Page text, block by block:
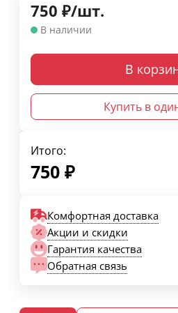
750 ₽/шт.
В наличии
В
Купить в
Итого:
750 ₽
Комфортная доставка
Акции и скидки
Гарантия качества
Обратная связь